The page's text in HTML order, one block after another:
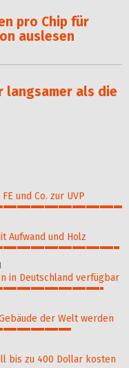
pro Chip für
auslesen
langsamer als die
und Co. zur UVP
Aufwand und Holz
in Deutschland verfügbar
der Welt werden
bis zu 400 Dollar kosten